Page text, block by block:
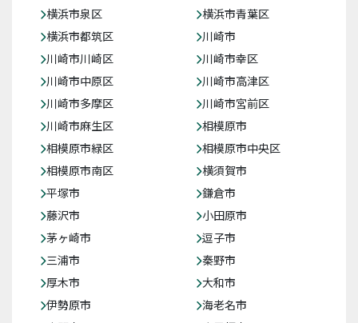
横浜市泉区
横浜市青葉区
横浜市都筑区
川崎市
川崎市川崎区
川崎市幸区
川崎市中原区
川崎市高津区
川崎市多摩区
川崎市宮前区
川崎市麻生区
相模原市
相模原市緑区
相模原市中央区
相模原市南区
横須賀市
平塚市
鎌倉市
藤沢市
小田原市
茅ヶ崎市
逗子市
三浦市
秦野市
厚木市
大和市
伊勢原市
海老名市